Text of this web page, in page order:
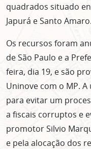
quadrados situado
Japurá e Santo Amaro.
Os recursos foram
de São Paulo e a
feira, dia 19, e são
Uninove com o MP.
para evitar um
a fiscais corruptos e
promotor Silvio
e pela alocação dos